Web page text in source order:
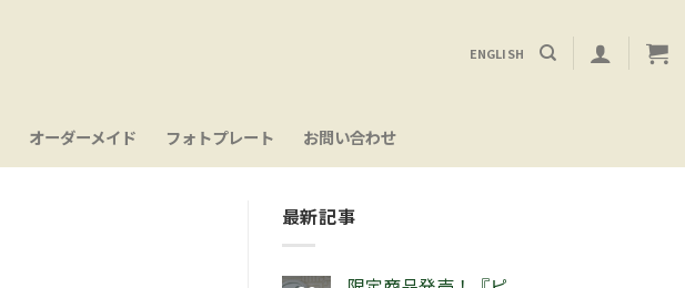
ENGLISH
オーダーメイド フォトプレート お問い合わせ
最新記事